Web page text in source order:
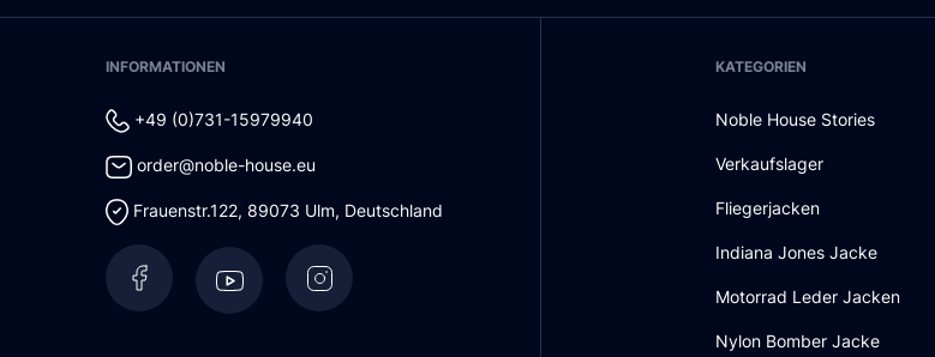
INFORMATIONEN
+49 (0)731-15979940
order@noble-house.eu
Frauenstr.122, 89073 Ulm, Deutschland
KATEGORIEN
Noble House Stories
Verkaufslager
Fliegerjacken
Indiana Jones Jacke
Motorrad Leder Jacken
Nylon Bomber Jacke